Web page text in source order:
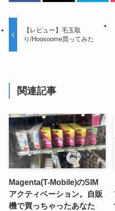
【レビュー】毛玉取
り/Hoosoome買ってみた
関連記事
Magenta(T-Mobile)のSIM
アクティベーション。自販
機で買っちゃったあなた